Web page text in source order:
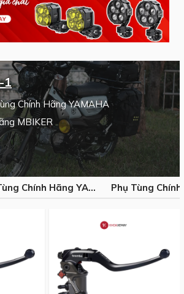
1
Chính Hãng YAMAHA
MBIKER
Phụ Tùng Chính Hãng YAMAHA